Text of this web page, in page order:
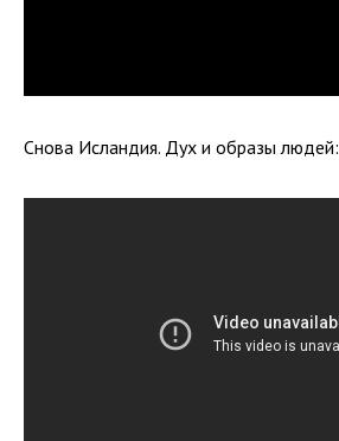
Снова Исландия. Дух и образы людей: